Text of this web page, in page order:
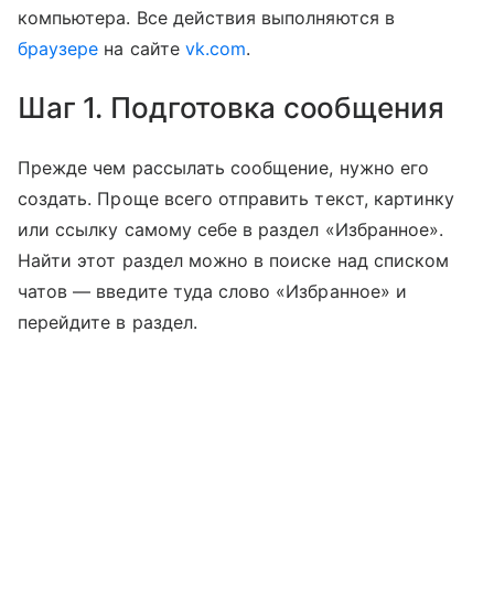
компьютера. Все действия выполняются в
браузере на сайте vk.com.
Шаг 1. Подготовка сообщения
Прежде чем рассылать сообщение, нужно его
создать. Проще всего отправить текст, картинку
или ссылку самому себе в раздел «Избранное».
Найти этот раздел можно в поиске над списком
чатов — введите туда слово «Избранное» и
перейдите в раздел.